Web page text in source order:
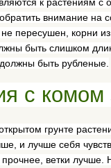
внимание на
пересушен, корни
быть слишком
быть рубленые.
с комом
грунте
и лучше себя
ветки лучше.